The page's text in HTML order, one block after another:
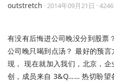
outstretch ·2014年09月21日 ·
有没有后悔进公司晚没分到股票
公司晚只喝到点汤？ 最好的预
现， 现在就加入我们，北京，企
创，成员来自 3&Q…… 热切盼望